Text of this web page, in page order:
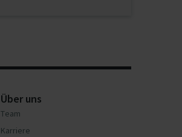
Über uns
Team
Karriere